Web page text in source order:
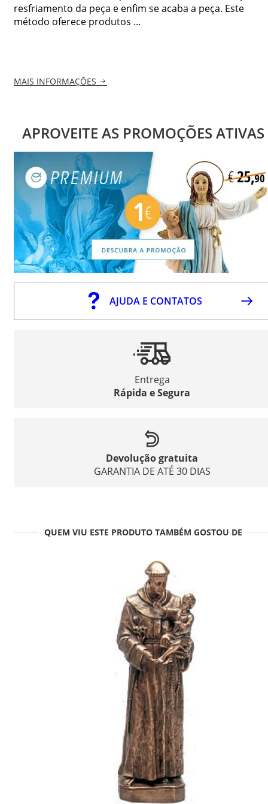
resfriamento da peça e enfim se acaba a peça. Este
método oferece produtos ...
MAIS INFORMAÇÕES
APROVEITE AS PROMOÇÕES ATIVAS
AJUDA E CONTATOS
Entrega
Rápida e Segura
Devolução gratuita
GARANTIA DE ATÉ 30 DIAS
QUEM VIU ESTE PRODUTO TAMBÉM GOSTOU DE